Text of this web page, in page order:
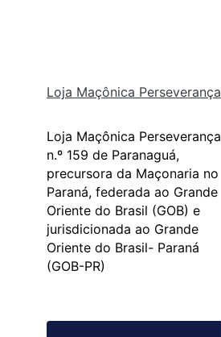
Loja Maçônica Perseverança
Loja Maçônica Perseverança
n.º 159 de Paranaguá,
precursora da Maçonaria no
Paraná, federada ao Grande
Oriente do Brasil (GOB) e
jurisdicionada ao Grande
Oriente do Brasil- Paraná
(GOB-PR)